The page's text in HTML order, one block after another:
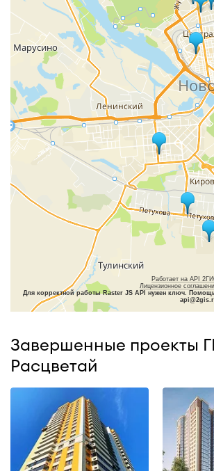
Работает на API
Лицензионное
Для корректной работы Raster JS API нужен ключ.
Завершенные проекты
Расцветай